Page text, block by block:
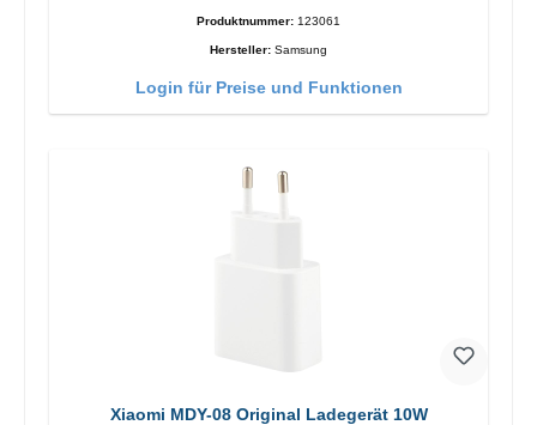
Produktnummer: 123061
Hersteller: Samsung
Login für Preise und Funktionen
Xiaomi MDY-08 Original Ladegerät 10W